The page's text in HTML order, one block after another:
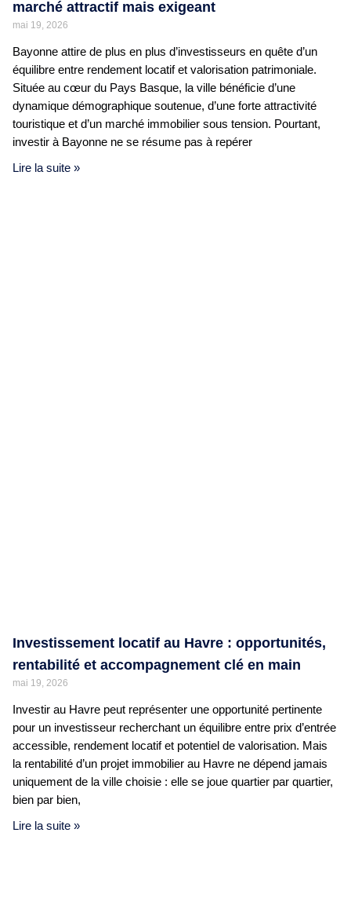
marché attractif mais exigeant
mai 19, 2026
Bayonne attire de plus en plus d’investisseurs en quête d’un
équilibre entre rendement locatif et valorisation patrimoniale.
Située au cœur du Pays Basque, la ville bénéficie d’une
dynamique démographique soutenue, d’une forte attractivité
touristique et d’un marché immobilier sous tension. Pourtant,
investir à Bayonne ne se résume pas à repérer
Lire la suite »
Investissement locatif au Havre : opportunités,
rentabilité et accompagnement clé en main
mai 19, 2026
Investir au Havre peut représenter une opportunité pertinente
pour un investisseur recherchant un équilibre entre prix d’entrée
accessible, rendement locatif et potentiel de valorisation. Mais
la rentabilité d’un projet immobilier au Havre ne dépend jamais
uniquement de la ville choisie : elle se joue quartier par quartier,
bien par bien,
Lire la suite »